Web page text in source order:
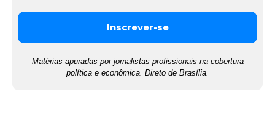
Matérias apuradas por jornalistas profissionais na cobertura
política e econômica. Direto de Brasília.